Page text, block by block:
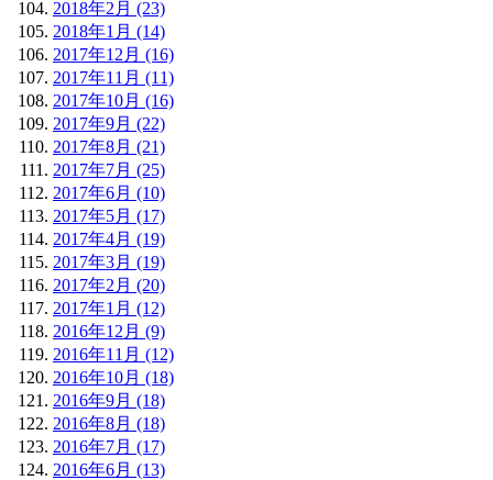
2018年2月 (23)
2018年1月 (14)
2017年12月 (16)
2017年11月 (11)
2017年10月 (16)
2017年9月 (22)
2017年8月 (21)
2017年7月 (25)
2017年6月 (10)
2017年5月 (17)
2017年4月 (19)
2017年3月 (19)
2017年2月 (20)
2017年1月 (12)
2016年12月 (9)
2016年11月 (12)
2016年10月 (18)
2016年9月 (18)
2016年8月 (18)
2016年7月 (17)
2016年6月 (13)